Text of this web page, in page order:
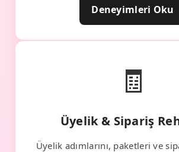
Deneyimleri Oku
🧾
Üyelik & Sipariş
Üyelik adımlarını, paketleri ve